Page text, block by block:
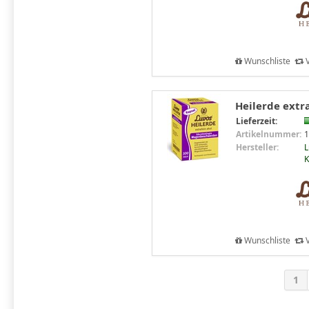
Wunschliste
Heilerde
Lieferzeit:
Artikelnummer:
Hersteller:
Wunschliste
1